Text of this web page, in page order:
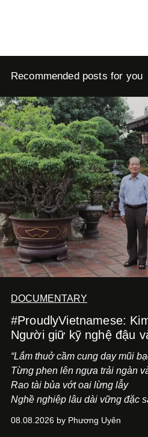
Recommended posts for you
DOCUMENTARY
#ProudlyVietnamese:
Người giữ kỹ nghệ đậu
“Lắm thuở cầm cung day mũi
Từng phen lên ngựa trải ngàn
Rao tài bủa vớt oai lừng lẫy
Nghề nghiệp lâu dài vững đặc
08.08.2026 by Phương Uyên